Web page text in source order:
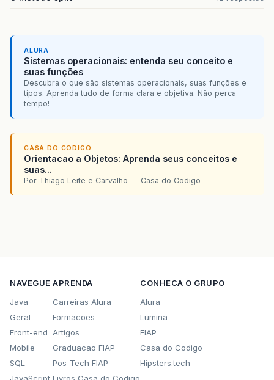
ALURA
Sistemas operacionais: entenda seu conceito e
suas funções
Descubra o que são sistemas operacionais, suas funções e
tipos. Aprenda tudo de forma clara e objetiva. Não perca
tempo!
CASA DO CODIGO
Orientacao a Objetos: Aprenda seus conceitos e
suas...
Por Thiago Leite e Carvalho — Casa do Codigo
NAVEGUE
Java
Geral
Front-end
Mobile
SQL
APRENDA
Carreiras Alura
Formacoes
Artigos
Graduacao FIAP
Pos-Tech FIAP
CONHECA O GRUPO
Alura
Lumina
FIAP
Casa do Codigo
Hipsters.tech